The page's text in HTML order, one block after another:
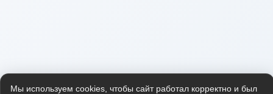
Мы используем cookies, чтобы сайт работал корректно и был